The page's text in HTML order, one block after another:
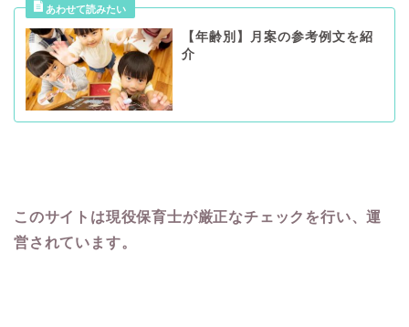
【年齢別】月案の参考例文を紹
介
このサイトは現役保育士が厳正なチェックを行い、運
営されています。